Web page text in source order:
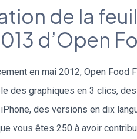
de la
d’Open
en mai 2012, Open Food
des graphiques en 3 clics,
des versions en dix
vous êtes 250 à avoir